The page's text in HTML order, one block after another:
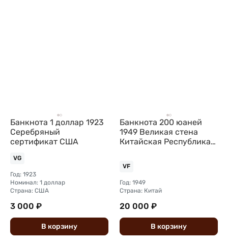
Банкнота 1 доллар 1923
Серебряный
сертификат США
VG
Год: 1923
Номинал: 1 доллар
Страна: США
3 000 ₽
В корзину
Банкнота 200 юаней
1949 Великая стена
Китайская Республика
VF
Год: 1949
Страна: Китай
20 000 ₽
В корзину